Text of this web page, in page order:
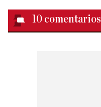
10 comentarios